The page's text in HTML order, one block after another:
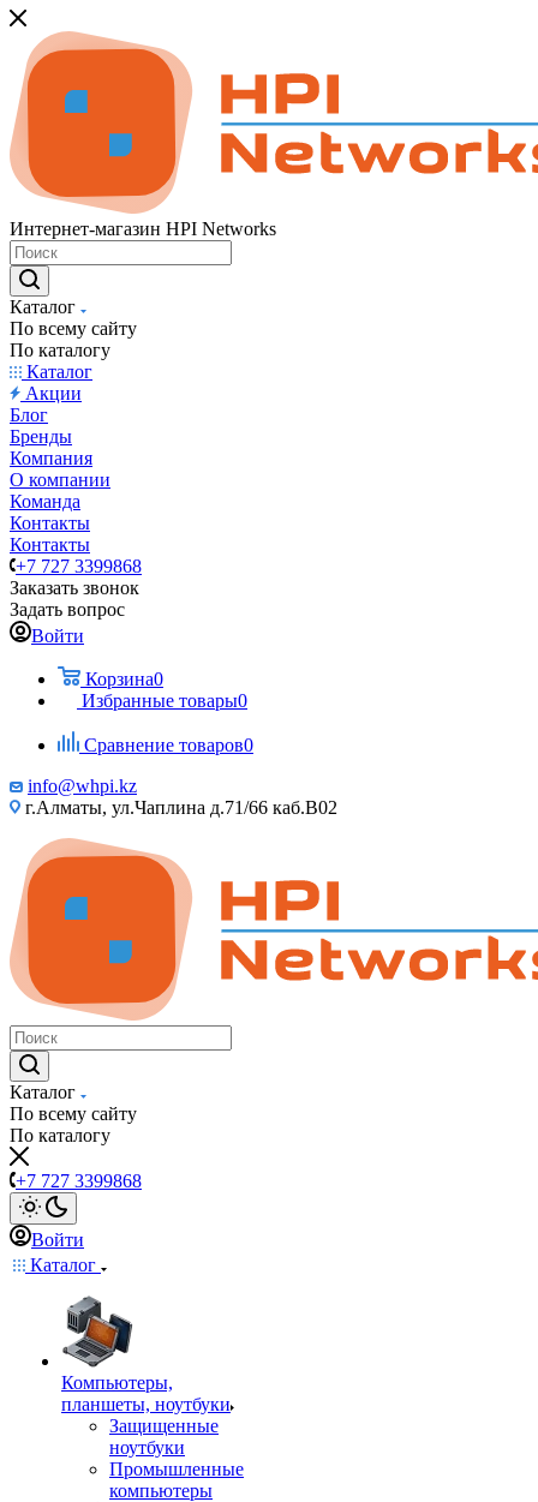
Интернет-магазин HPI Networks
Каталог
По всему сайту
По каталогу
Каталог
Акции
Блог
Бренды
Компания
О компании
Команда
Контакты
Контакты
+7 727 3399868
Заказать звонок
Задать вопрос
Войти
Корзина0
Избранные товары0
Сравнение товаров0
info@whpi.kz
г.Алматы, ул.Чаплина д.71/66 каб.B02
Каталог
По всему сайту
По каталогу
+7 727 3399868
Войти
Каталог
Компьютеры,
планшеты, ноутбуки
Защищенные
ноутбуки
Промышленные
компьютеры